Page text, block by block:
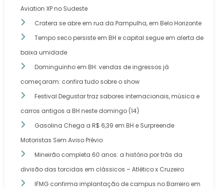
Aviation XP no Sudeste
Cratera se abre em rua da Pampulha, em Belo Horizonte
Tempo seco persiste em BH e capital segue em alerta de
baixa umidade
Dominguinho em BH: vendas de ingressos já
começaram: confira tudo sobre o show
Festival Degustar traz sabores internacionais, música e
carros antigos a BH neste domingo (14)
Gasolina Chega a R$ 6,39 em BH e Surpreende
Motoristas Sem Aviso Prévio
Mineirão completa 60 anos: a história por trás da
divisão das torcidas em clássicos – Atlético x Cruzeiro
IFMG confirma implantação de campus no Barreiro em